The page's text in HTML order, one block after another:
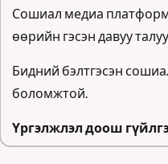
Сошиал медиа
өөрийн гэсэн давуу
Бидний бэлтгэсэн
боломжтой.
Үргэлжлэл доош